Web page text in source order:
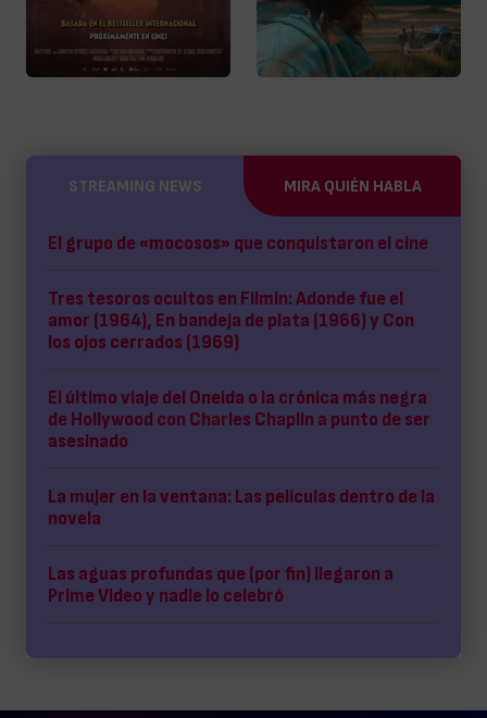
STREAMING NEWS MIRA QUIÉN HABLA
El grupo de «mocosos» que conquistaron el cine
Tres tesoros ocultos en Filmin: Adonde fue el
amor (1964), En bandeja de plata (1966) y Con
los ojos cerrados (1969)
El último viaje del Oneida o la crónica más negra
de Hollywood con Charles Chaplin a punto de ser
asesinado
La mujer en la ventana: Las películas dentro de la
novela
Las aguas profundas que (por fin) llegaron a
Prime Video y nadie lo celebró